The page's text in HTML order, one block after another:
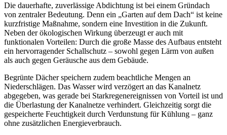
Die dauerhafte, zuverlässige Abdichtung ist bei einem Gründach
von zentraler Bedeutung. Denn ein „Garten auf dem Dach“ ist keine
kurzfristige Maßnahme, sondern eine Investition in die Zukunft.
Neben der ökologischen Wirkung überzeugt er auch mit
funktionalen Vorteilen: Durch die große Masse des Aufbaus entsteht
ein hervorragender Schallschutz – sowohl gegen Lärm von außen
als auch gegen Geräusche aus dem Gebäude.
Begrünte Dächer speichern zudem beachtliche Mengen an
Niederschlägen. Das Wasser wird verzögert an das Kanalnetz
abgegeben, was gerade bei Starkregenereignissen von Vorteil ist und
die Überlastung der Kanalnetze verhindert. Gleichzeitig sorgt die
gespeicherte Feuchtigkeit durch Verdunstung für Kühlung – ganz
ohne zusätzlichen Energieverbrauch.